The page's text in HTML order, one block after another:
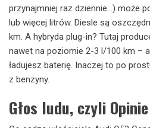
przynajmniej raz dziennie…) może
lub więcej litrów. Diesle są
km. A hybryda plug-in? Tutaj
nawet na poziomie 2-3 l/100 km –
ładujesz baterię. Inaczej to po
z benzyny.
Głos ludu, czyli